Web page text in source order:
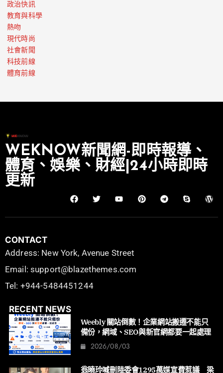
政治快訊
教育與科學
熱吻
現代時尚
社會新聞
科技前線
體育前線
WEKNOW新聞網-即時報導、
體育、娛樂、財經|24小時即時
更新
CONTACT
Address: New York, Avenue Street
Email: support@blazethemes.com
Tel: +944-5484451244
RECENT NEWS
Weebly 關站倒數！企業網站搬遷不能只
備份，網域、SEO與新官網都要一起處理
2026/08/03
翁曉玲喊刪陸委會1295萬媒宣費惹議 梁